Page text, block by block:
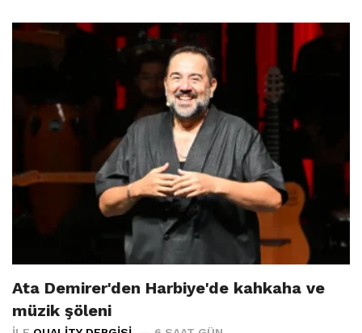
Ata Demirer'den Harbiye'de kahkaha ve
müzik şöleni